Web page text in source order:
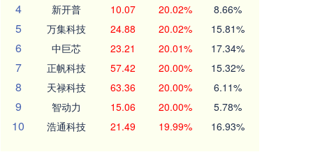
4 新开普 10.07 20.02% 8.66%
5 万集科技 24.88 20.02% 15.81%
6 中巨芯 23.21 20.01% 17.34%
7 正帆科技 57.42 20.00% 15.32%
8 天禄科技 63.36 20.00% 6.11%
9 智动力 15.06 20.00% 5.78%
10 浩通科技 21.49 19.99% 16.93%